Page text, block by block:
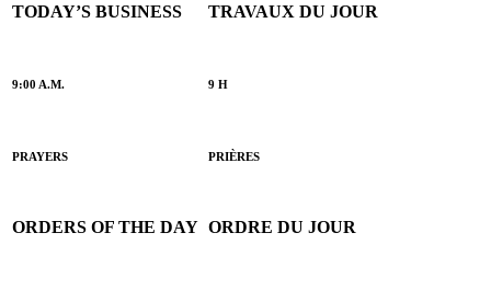
TODAY’S BUSINESS TRAVAUX DU JOUR
9:00 A.M. 9 H
PRAYERS PRIÈRES
ORDERS OF THE DAY ORDRE DU JOUR